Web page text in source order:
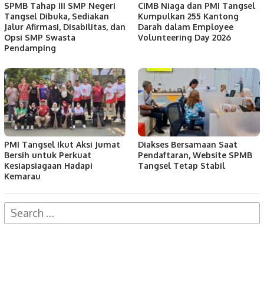
SPMB Tahap III SMP Negeri
Tangsel Dibuka, Sediakan
Jalur Afirmasi, Disabilitas, dan
Opsi SMP Swasta
Pendamping
CIMB Niaga dan PMI Tangsel
Kumpulkan 255 Kantong
Darah dalam Employee
Volunteering Day 2026
PMI Tangsel Ikut Aksi Jumat
Bersih untuk Perkuat
Kesiapsiagaan Hadapi
Kemarau
Diakses Bersamaan Saat
Pendaftaran, Website SPMB
Tangsel Tetap Stabil
Search
for: